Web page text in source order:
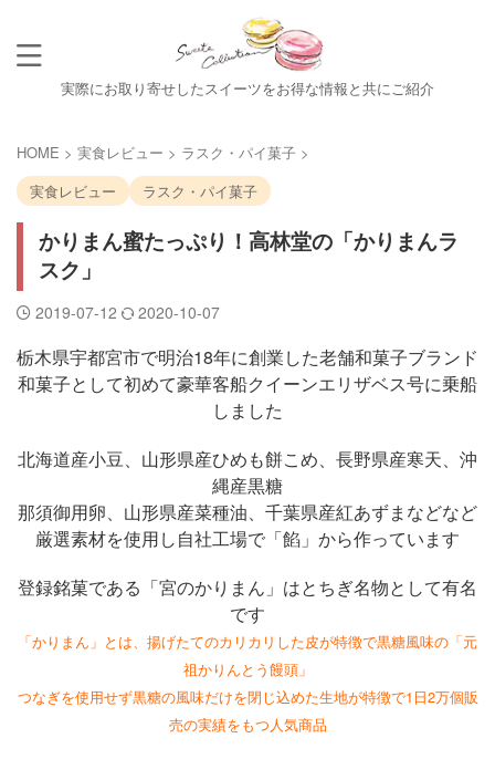
実際にお取り寄せしたスイーツをお得な情報と共にご紹介
HOME > 実食レビュー > ラスク・パイ菓子 >
実食レビュー
ラスク・パイ菓子
かりまん蜜たっぷり！高林堂の「かりまんラ
スク」
2019-07-12 2020-10-07
栃木県宇都宮市で明治18年に創業した老舗和菓子ブランド
和菓子として初めて豪華客船クイーンエリザベス号に乗船
しました
北海道産小豆、山形県産ひめも餅こめ、長野県産寒天、沖
縄産黒糖
那須御用卵、山形県産菜種油、千葉県産紅あずまなどなど
厳選素材を使用し自社工場で「餡」から作っています
登録銘菓である「宮のかりまん」はとちぎ名物として有名
です
「かりまん」とは、揚げたてのカリカリした皮が特徴で黒糖風味の「元
祖かりんとう饅頭」
つなぎを使用せず黒糖の風味だけを閉じ込めた生地が特徴で1日2万個販
売の実績をもつ人気商品